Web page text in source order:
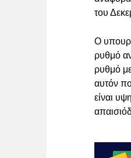
του
Ο
ρυθμό
ρυθμό
αυτόν
είναι